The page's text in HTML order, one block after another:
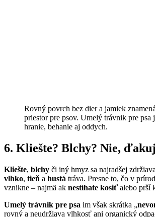
Rovný povrch bez dier a jamiek
priestor pre psov. Umelý trávnik pre psa
hranie, behanie aj oddych.
6. Kliešte? Blchy? Nie,
Kliešte, blchy či iný hmyz sa najradšej
vlhko, tieň a hustá tráva. Presne to, čo v
vznikne – najmä ak nestíhate kosiťalebo prší
Umelý trávnik pre psa im však skrátka „
rovný a neudržiava vlhkosť ani organický